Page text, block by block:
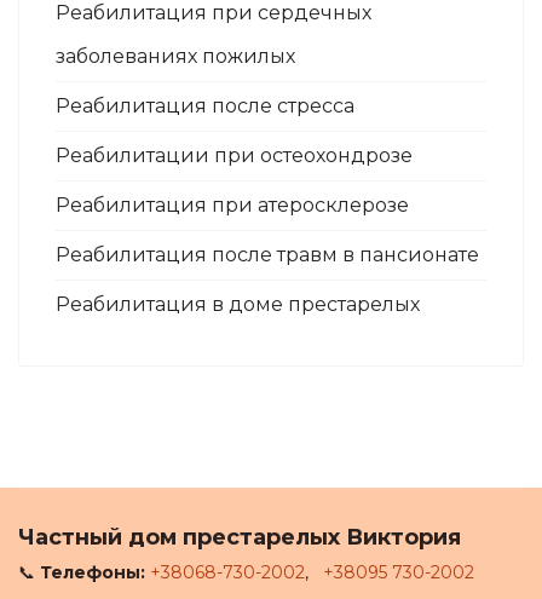
Реабилитация при сердечных
заболеваниях пожилых
Реабилитация после стресса
Реабилитации при остеохондрозе
Реабилитация при атеросклерозе
Реабилитация после травм в пансионате
Реабилитация в доме престарелых
Частный дом престарелых Виктория
📞 Телефоны: +38068-730-2002, +38095 730-2002